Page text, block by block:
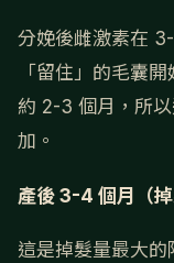
分娩後雌激素在
「留住」的毛囊
約 2-3 個月，所
加。
產後 3-4 個月（掉
這是掉髮量最大